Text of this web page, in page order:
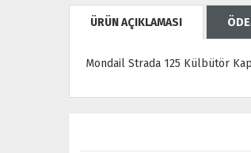
ÜRÜN AÇIKLAMASI
Mondail Strada 125 Külbütör